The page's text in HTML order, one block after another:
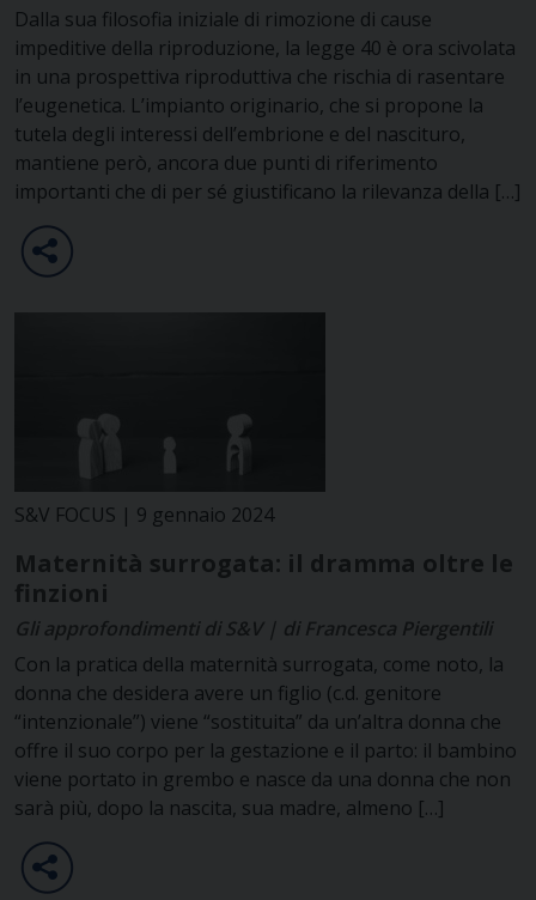
Dalla sua filosofia iniziale di rimozione di cause
impeditive della riproduzione, la legge 40 è ora scivolata
in una prospettiva riproduttiva che rischia di rasentare
l’eugenetica. L’impianto originario, che si propone la
tutela degli interessi dell’embrione e del nascituro,
mantiene però, ancora due punti di riferimento
importanti che di per sé giustificano la rilevanza della […]
S&V FOCUS | 9 gennaio 2024
Maternità surrogata: il dramma oltre le
finzioni
Gli approfondimenti di S&V | di Francesca Piergentili
Con la pratica della maternità surrogata, come noto, la
donna che desidera avere un figlio (c.d. genitore
“intenzionale”) viene “sostituita” da un’altra donna che
offre il suo corpo per la gestazione e il parto: il bambino
viene portato in grembo e nasce da una donna che non
sarà più, dopo la nascita, sua madre, almeno […]